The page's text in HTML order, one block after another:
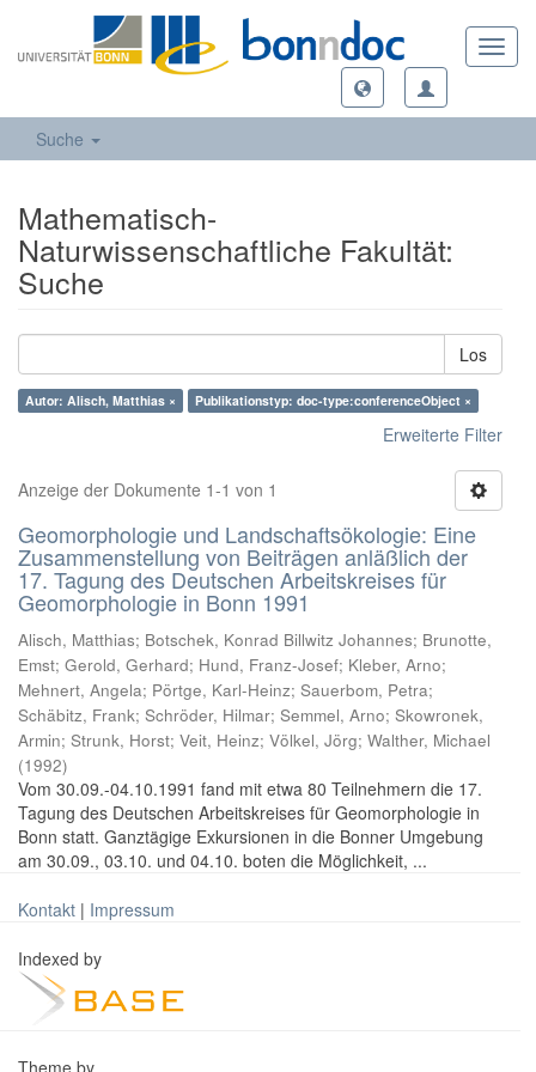
Suche
Mathematisch-
Naturwissenschaftliche Fakultät:
Suche
Los
Autor: Alisch, Matthias × Publikationstyp: doc-type:conferenceObject ×
Erweiterte Filter
Anzeige der Dokumente 1-1 von 1
Geomorphologie und Landschaftsökologie: Eine
Zusammenstellung von Beiträgen anläßlich der
17. Tagung des Deutschen Arbeitskreises für
Geomorphologie in Bonn 1991
Alisch, Matthias; Botschek, Konrad Billwitz Johannes; Brunotte,
Emst; Gerold, Gerhard; Hund, Franz-Josef; Kleber, Arno;
Mehnert, Angela; Pörtge, Karl-Heinz; Sauerbom, Petra;
Schäbitz, Frank; Schröder, Hilmar; Semmel, Arno; Skowronek,
Armin; Strunk, Horst; Veit, Heinz; Völkel, Jörg; Walther, Michael
(1992)
Vom 30.09.-04.10.1991 fand mit etwa 80 Teilnehmern die 17.
Tagung des Deutschen Arbeitskreises für Geomorphologie in
Bonn statt. Ganztägige Exkursionen in die Bonner Umgebung
am 30.09., 03.10. und 04.10. boten die Möglichkeit, ...
Kontakt | Impressum
Indexed by
Theme by